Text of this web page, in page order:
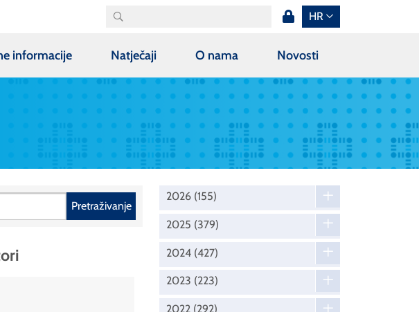
HR
informacije Natječaji O nama Novosti
Pretraživanje
2026 (155)
2025 (379)
2024 (427)
2023 (223)
2022 (292)